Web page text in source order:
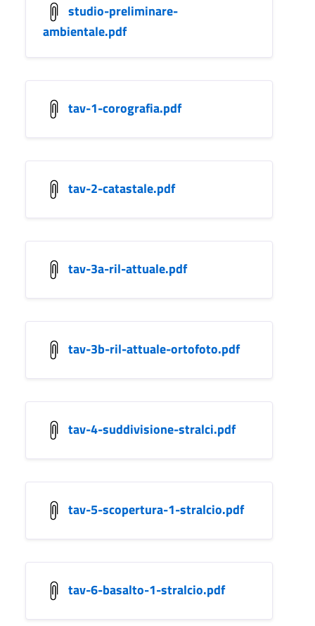
studio-preliminare-
ambientale.pdf
tav-1-corografia.pdf
tav-2-catastale.pdf
tav-3a-ril-attuale.pdf
tav-3b-ril-attuale-ortofoto.pdf
tav-4-suddivisione-stralci.pdf
tav-5-scopertura-1-stralcio.pdf
tav-6-basalto-1-stralcio.pdf